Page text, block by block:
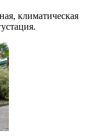
климатическая